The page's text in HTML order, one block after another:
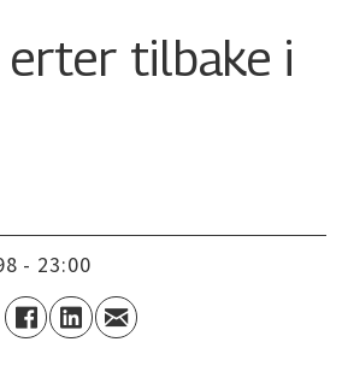
erter tilbake i
- 23:00